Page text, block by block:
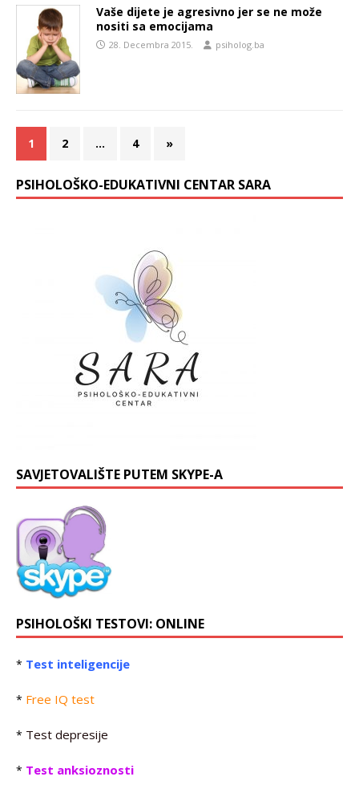
Vaše dijete je agresivno jer se ne može
nositi sa emocijama
28. Decembra 2015. psiholog.ba
1 2 … 4 »
PSIHOLOŠKO-EDUKATIVNI CENTAR SARA
SAVJETOVALIŠTE PUTEM SKYPE-A
PSIHOLOŠKI TESTOVI: ONLINE
* Test inteligencije
* Free IQ test
* Test depresije
* Test anksioznosti